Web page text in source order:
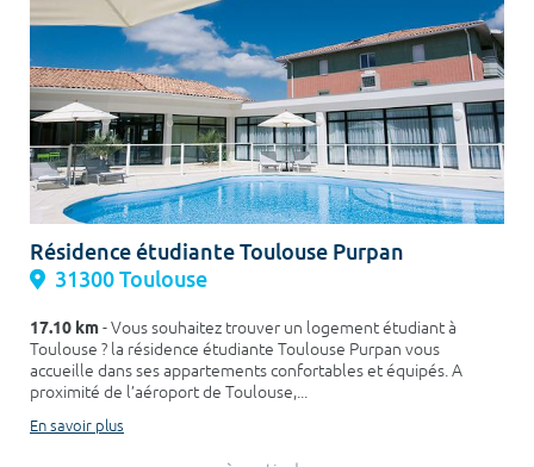
Résidence étudiante Toulouse Purpan
31300 Toulouse
17.10 km- Vous souhaitez trouver un logement étudiant à
Toulouse ? la résidence étudiante Toulouse Purpan vous
accueille dans ses appartements confortables et équipés. A
proximité de l’aéroport de Toulouse,...
En savoir plus